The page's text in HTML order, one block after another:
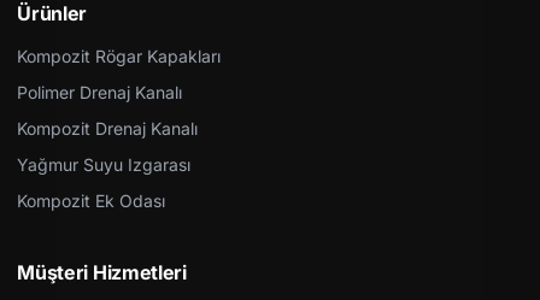
Ürünler
Kompozit Rögar Kapakları
Polimer Drenaj Kanalı
Kompozit Drenaj Kanalı
Yağmur Suyu Izgarası
Kompozit Ek Odası
Müşteri Hizmetleri